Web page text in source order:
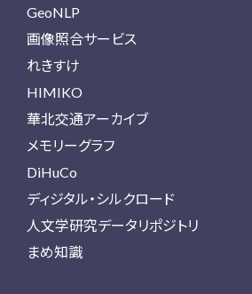
GeoNLP
画像照合サービス
れきすけ
HIMIKO
華北交通アーカイブ
メモリーグラフ
DiHuCo
ディジタル・シルクロード
人文学研究データリポジトリ
まめ知識